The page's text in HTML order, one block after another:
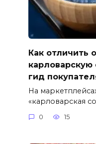
Как отличить
гид
На
«карловарская
0 15